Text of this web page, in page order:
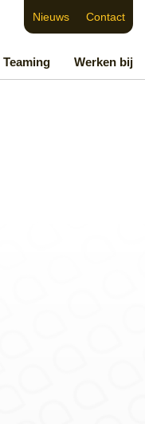
Nieuws Contact
Teaming Werken bij